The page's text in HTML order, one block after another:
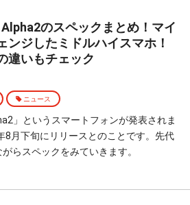
のスペックまとめ！マイ
ンジしたミドルハイスマホ！
違いもチェック
ニュース
」というスマートフォンが発表されま
8月下旬にリリースとのことです。先代
らスペックをみていきます。